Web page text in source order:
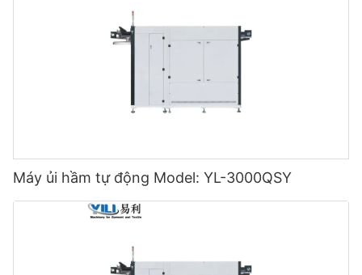
Máy ủi hầm tự động Model: YL-3000QSY